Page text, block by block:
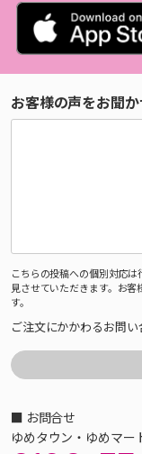
お客様の声をお聞
こちらの投稿への個別対応
見させていただきます。お客
す。
ご注文にかかわるお問い
■ お問合せ
ゆめタウン・ゆめマー